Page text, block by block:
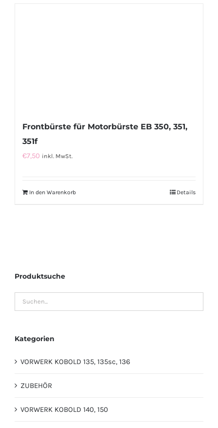
Frontbürste für Motorbürste EB 350, 351,
351f
€7,50 inkl. MwSt.
In den Warenkorb Details
Produktsuche
Kategorien
VORWERK KOBOLD 135, 135sc, 136
ZUBEHÖR
VORWERK KOBOLD 140, 150